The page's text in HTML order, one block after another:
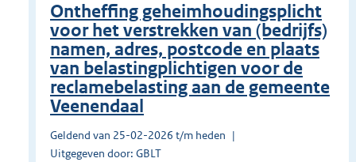
Ontheffing geheimhoudingsplicht
voor het verstrekken van (bedrijfs)
namen, adres, postcode en plaats
van belastingplichtigen voor de
reclamebelasting aan de gemeente
Veenendaal
Geldend van 25-02-2026 t/m heden
Uitgegeven door: GBLT